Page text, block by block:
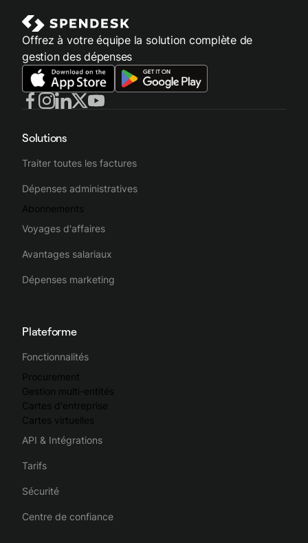
Offrez à votre équipe la solution complète de
gestion des dépenses
Solutions
Traiter toutes les factures
Dépenses administratives
Abonnements
Voyages d'affaires
Avantages salariaux
Dépenses marketing
Plateforme
Fonctionnalités
Procurement
Gestion multi-entités
Cartes d'entreprise
Cartes virtuelles
API & Intégrations
Tarifs
Sécurité
Centre de confiance